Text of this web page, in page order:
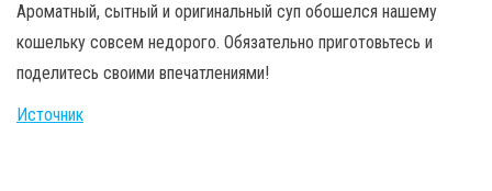
Ароматный, сытный и оригинальный суп обошелся нашему
кошельку совсем недорого. Обязательно приготовьтесь и
поделитесь своими впечатлениями!
Источник